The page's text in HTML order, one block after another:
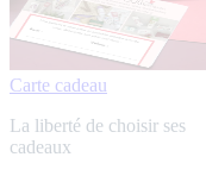
Carte cadeau
La liberté de choisir ses
cadeaux